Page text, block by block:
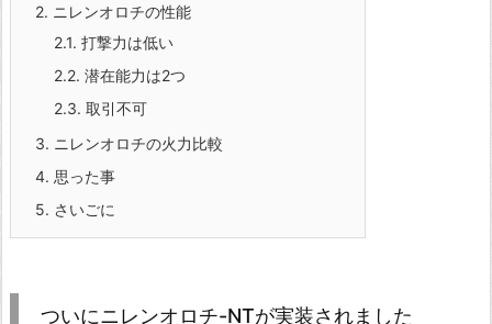
2. ニレンオロチの性能
2.1. 打撃力は低い
2.2. 潜在能力は2つ
2.3. 取引不可
3. ニレンオロチの火力比較
4. 思った事
5. さいごに
ついにニレンオロチ-NTが実装されました